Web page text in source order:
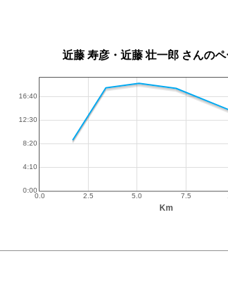
近藤 寿彦・近藤 壮一郎 さんのペ